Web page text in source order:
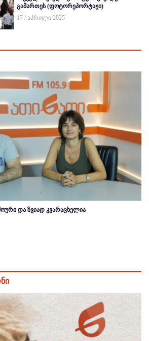
გამართეს (ფოტორეპორტაჟი)
17 / აპრილი 2025
და ზვიად კვარაცხელია